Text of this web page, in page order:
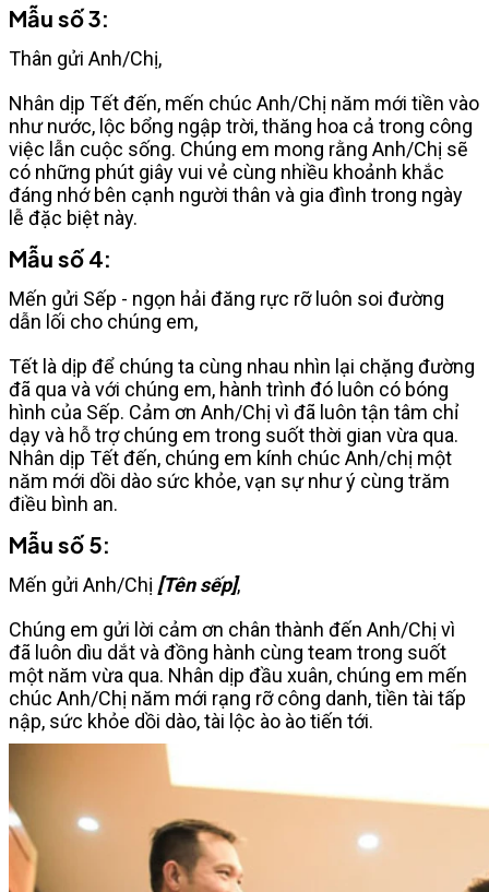
Mẫu số 3:
Thân gửi Anh/Chị,
Nhân dịp Tết đến, mến chúc Anh/Chị năm mới tiền vào
như nước, lộc bổng ngập trời, thăng hoa cả trong công
việc lẫn cuộc sống. Chúng em mong rằng Anh/Chị sẽ
có những phút giây vui vẻ cùng nhiều khoảnh khắc
đáng nhớ bên cạnh người thân và gia đình trong ngày
lễ đặc biệt này.
Mẫu số 4:
Mến gửi Sếp - ngọn hải đăng rực rỡ luôn soi đường
dẫn lối cho chúng em,
Tết là dịp để chúng ta cùng nhau nhìn lại chặng đường
đã qua và với chúng em, hành trình đó luôn có bóng
hình của Sếp. Cảm ơn Anh/Chị vì đã luôn tận tâm chỉ
dạy và hỗ trợ chúng em trong suốt thời gian vừa qua.
Nhân dịp Tết đến, chúng em kính chúc Anh/chị một
năm mới dồi dào sức khỏe, vạn sự như ý cùng trăm
điều bình an.
Mẫu số 5:
Mến gửi Anh/Chị [Tên sếp],
Chúng em gửi lời cảm ơn chân thành đến Anh/Chị vì
đã luôn dìu dắt và đồng hành cùng team trong suốt
một năm vừa qua. Nhân dịp đầu xuân, chúng em mến
chúc Anh/Chị năm mới rạng rỡ công danh, tiền tài tấp
nập, sức khỏe dồi dào, tài lộc ào ào tiến tới.